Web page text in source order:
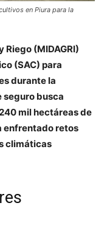
en Piura para la
(MIDAGRI)
(SAC) para
durante la
seguro busca
mil hectáreas de
enfrentado retos
climáticas